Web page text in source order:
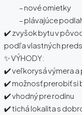
– nové omietky
– plávajúce
✔️ zvyšok bytu v
podľa vlastných
✨ VÝHODY:
✔️ veľkorysá výmera
✔️ možnosť prerobiť si
✔️ vhodný pre rodinu
✔️ tichá lokalita s